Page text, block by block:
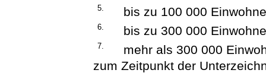
5. bis zu 100 000
6. bis zu 300 000
7.
mehr als 300 000
zum Zeitpunkt der